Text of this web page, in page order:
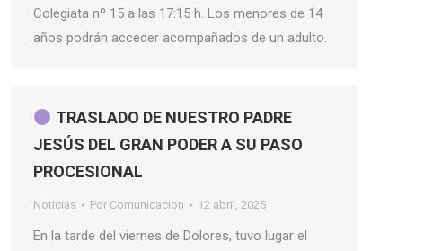
Colegiata nº 15 a las 17:15 h. Los menores de 14
años podrán acceder acompañados de un adulto.
TRASLADO DE NUESTRO PADRE
JESÚS DEL GRAN PODER A SU PASO
PROCESIONAL
Noticias Por Comunicacion 12 abril, 2025
En la tarde del viernes de Dolores, tuvo lugar el